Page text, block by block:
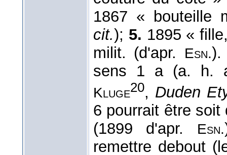
1867 « bouteille
cit.); 5. 1895 «
milit. (d'apr.
Esn.).
sens 1 a (a. h.
Kluge20, Duden
6 pourrait être
(1899 d'apr.
Esn.
remettre debout